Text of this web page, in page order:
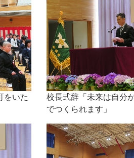
をいた
校長式辞「未来は自分
でつくられます」